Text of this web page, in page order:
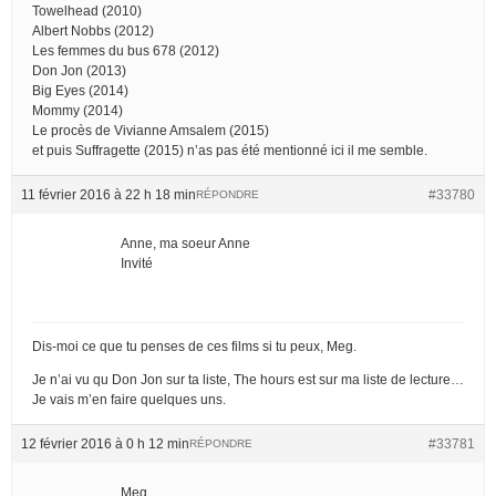
Towelhead (2010)
Albert Nobbs (2012)
Les femmes du bus 678 (2012)
Don Jon (2013)
Big Eyes (2014)
Mommy (2014)
Le procès de Vivianne Amsalem (2015)
et puis Suffragette (2015) n’as pas été mentionné ici il me semble.
11 février 2016 à 22 h 18 min #33780
RÉPONDRE
Anne, ma soeur Anne
Invité
Dis-moi ce que tu penses de ces films si tu peux, Meg.
Je n’ai vu qu Don Jon sur ta liste, The hours est sur ma liste de lecture…
Je vais m’en faire quelques uns.
12 février 2016 à 0 h 12 min #33781
RÉPONDRE
Meg